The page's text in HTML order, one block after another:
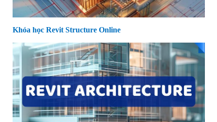
Khóa học Revit Structure Online